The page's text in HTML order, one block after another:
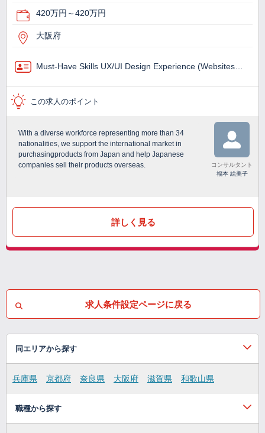
420万円～420万円
大阪府
Must-Have Skills UX/UI Design Experience (Websites…
この求人のポイント
With a diverse workforce representing more than 34
nationalities, we support the international market in
purchasingproducts from Japan and help Japanese
companies sell their products overseas.
コンサルタント
福本 絵美子
詳しく見る
求人条件設定ページに戻る
同エリアから探す
兵庫県 京都府 奈良県 大阪府 滋賀県 和歌山県
職種から探す